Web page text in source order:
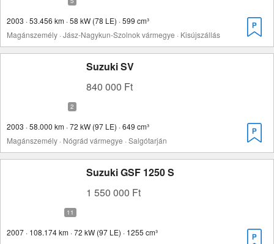
2003 · 53.456 km · 58 kW (78 LE) · 599 cm³
Magánszemély · Jász-Nagykun-Szolnok vármegye · Kisújszállás
Suzuki SV
840 000 Ft
2003 · 58.000 km · 72 kW (97 LE) · 649 cm³
Magánszemély · Nógrád vármegye · Salgótarján
Suzuki GSF 1250 S
1 550 000 Ft
2007 · 108.174 km · 72 kW (97 LE) · 1255 cm³